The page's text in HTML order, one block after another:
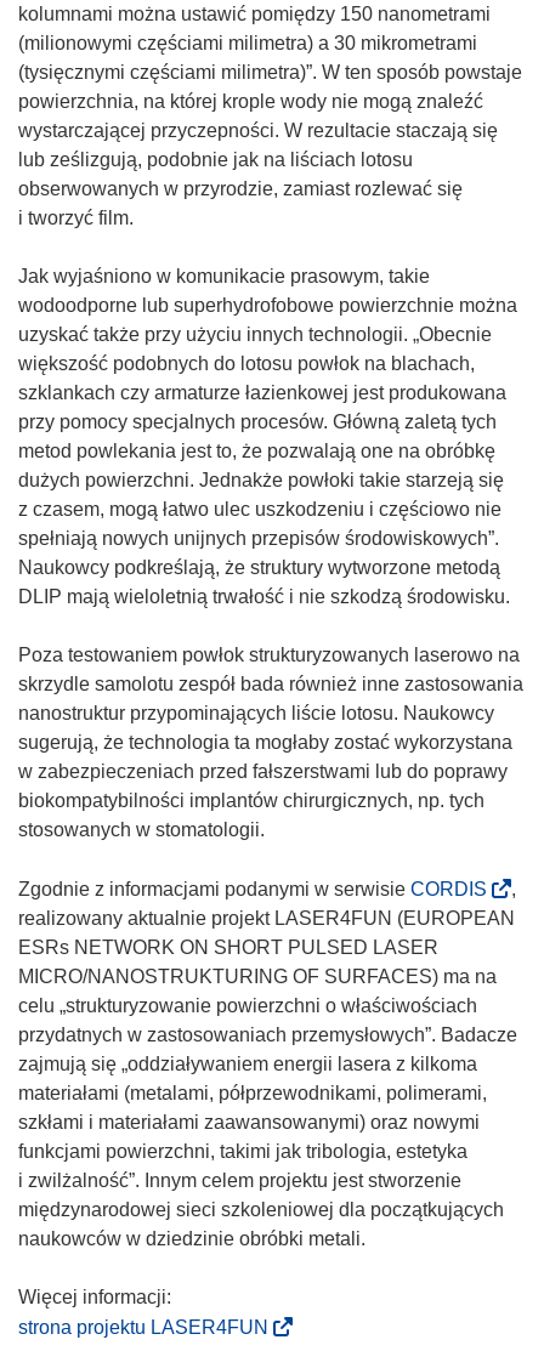
k
n
i
e
)
kolumnami można ustawić pomiędzy 150 nanometrami
(milionowymi częściami milimetra) a 30 mikrometrami
(tysięcznymi częściami milimetra)”. W ten sposób powstaje
powierzchnia, na której krople wody nie mogą znaleźć
wystarczającej przyczepności. W rezultacie staczają się
lub ześlizgują, podobnie jak na liściach lotosu
obserwowanych w przyrodzie, zamiast rozlewać się
i tworzyć film.
Jak wyjaśniono w komunikacie prasowym, takie
wodoodporne lub superhydrofobowe powierzchnie można
uzyskać także przy użyciu innych technologii. „Obecnie
większość podobnych do lotosu powłok na blachach,
szklankach czy armaturze łazienkowej jest produkowana
przy pomocy specjalnych procesów. Główną zaletą tych
metod powlekania jest to, że pozwalają one na obróbkę
dużych powierzchni. Jednakże powłoki takie starzeją się
z czasem, mogą łatwo ulec uszkodzeniu i częściowo nie
spełniają nowych unijnych przepisów środowiskowych”.
Naukowcy podkreślają, że struktury wytworzone metodą
DLIP mają wieloletnią trwałość i nie szkodzą środowisku.
Poza testowaniem powłok strukturyzowanych laserowo na
skrzydle samolotu zespół bada również inne zastosowania
nanostruktur przypominających liście lotosu. Naukowcy
sugerują, że technologia ta mogłaby zostać wykorzystana
w zabezpieczeniach przed fałszerstwami lub do poprawy
biokompatybilności implantów chirurgicznych, np. tych
stosowanych w stomatologii.
Zgodnie z informacjami podanymi w serwisie CORDIS
o
n
ś
w
,
realizowany aktualnie projekt LASER4FUN (EUROPEAN
ESRs NETWORK ON SHORT PULSED LASER
MICRO/NANOSTRUKTURING OF SURFACES) ma na
celu „strukturyzowanie powierzchni o właściwościach
przydatnych w zastosowaniach przemysłowych”. Badacze
zajmują się „oddziaływaniem energii lasera z kilkoma
materiałami (metalami, półprzewodnikami, polimerami,
szkłami i materiałami zaawansowanymi) oraz nowymi
funkcjami powierzchni, takimi jak tribologia, estetyka
i zwilżalność”. Innym celem projektu jest stworzenie
międzynarodowej sieci szkoleniowej dla początkujących
naukowców w dziedzinie obróbki metali.
strona projektu LASER4FUN